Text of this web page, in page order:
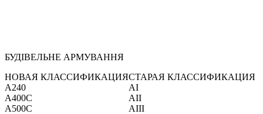
БУДІВЕЛЬНЕ АРМУВАННЯ
НОВАЯ КЛАССИФИКАЦИЯСТАРАЯ КЛАССИФИКАЦИЯ
А240
AI
А400С
AII
А500С
AIII